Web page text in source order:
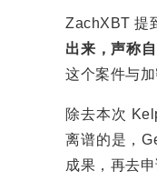
ZachXBT 提
出来，声称
这个案件与
除去本次
离谱的是，
成果，再去申